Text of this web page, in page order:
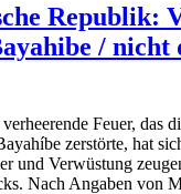
Republik:
/ nicht
Feuer, das
zerstörte, hat
und Verwüstung
Nach Angaben von